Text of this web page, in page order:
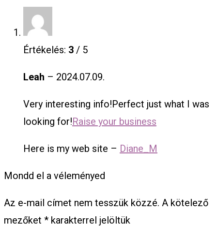
Értékelés: 3 / 5
Leah – 2024.07.09.
Very interesting info!Perfect just what I was
looking for!Raise your business
Here is my web site – Diane_M
Mondd el a véleményed
Az e-mail címet nem tesszük közzé. A kötelező
mezőket * karakterrel jelöltük